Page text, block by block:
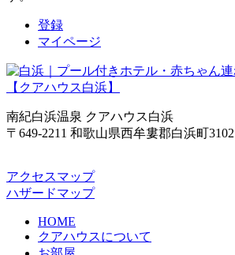
登録
マイページ
南紀白浜温泉 クアハウス白浜
〒649-2211 和歌山県西牟婁郡白浜町3102
アクセスマップ
ハザードマップ
HOME
クアハウスについて